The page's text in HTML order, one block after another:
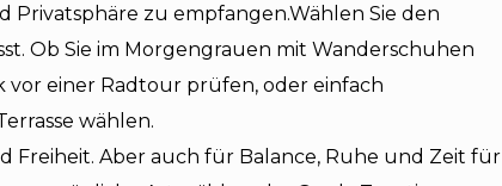
Privatsphäre zu empfangen.Wählen Sie den
Ob Sie im Morgengrauen mit Wanderschuhen
einer Radtour prüfen, oder einfach
wählen.
Freiheit. Aber auch für Balance, Ruhe und Zeit für